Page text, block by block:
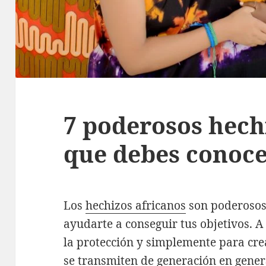
7 poderosos
que debes
Loshechizos africanos son
ayudarte a conseguir tus objetivos.
la protección y simplemente para
se transmiten de generación en